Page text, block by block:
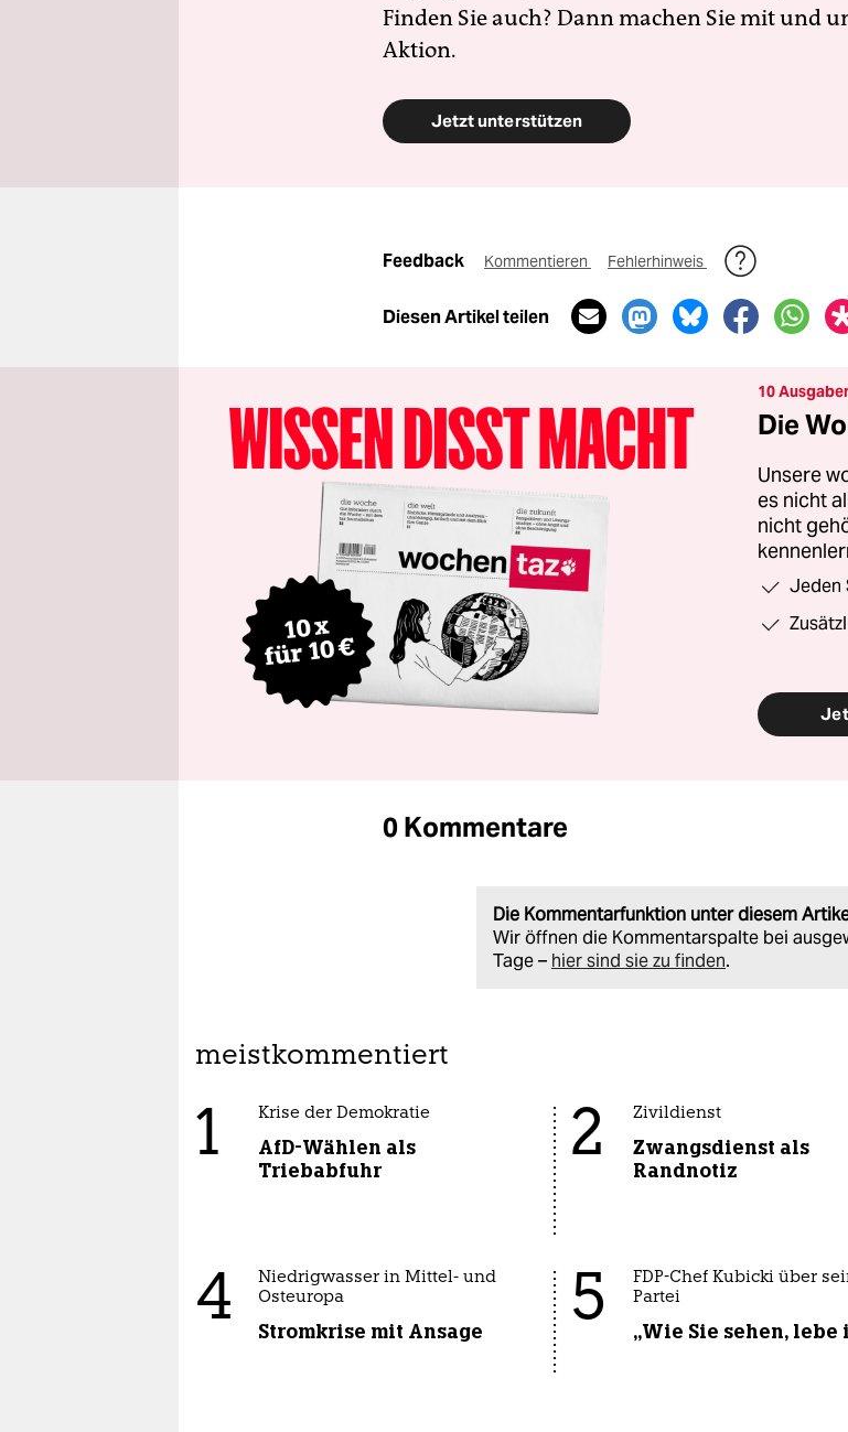
Finden Sie auch? Dann machen Sie mit und
Aktion.
Jetzt unterstützen
Feedback Kommentieren Fehlerhinweis
Diesen Artikel teilen
10
Die
Unsere
es nicht
nicht
Jeden
0 Kommentare
Die Kommentarfunktion unter diesem
Wir öffnen die Kommentarspalte bei
Tage – hier sind sie zu finden.
meistkommentiert
1 Krise der Demokratie
AfD-Wählen als
Triebabfuhr
2 Zivildienst
Zwangsdienst als
Randnotiz
4
Niedrigwasser in Mittel- und
Osteuropa
Stromkrise mit Ansage 5
FDP-Chef Kubicki über
Partei
„Wie Sie sehen, lebe